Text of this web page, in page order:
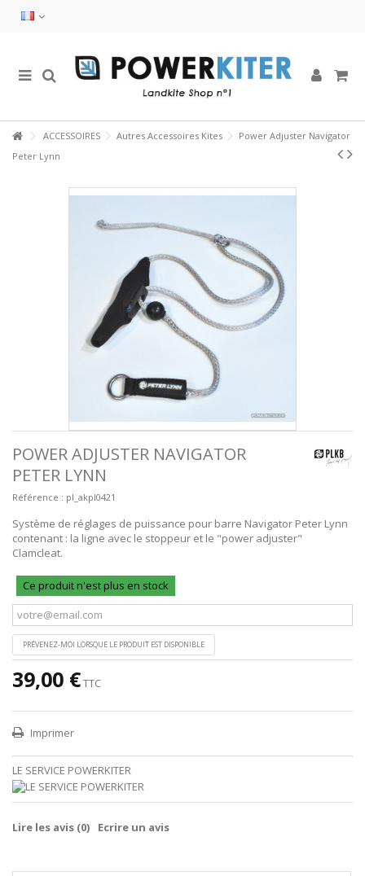
ACCESSOIRES Autres Accessoires Kites
Power Adjuster Navigator
Peter Lynn
POWER ADJUSTER NAVIGATOR
PETER LYNN
Référence : pl_akpl0421
Système de réglages de puissance pour barre Navigator Peter Lynn
contenant : la ligne avec le stoppeur et le "power adjuster"
Clamcleat.
Ce produit n'est plus en stock
PRÉVENEZ-MOI LORSQUE LE PRODUIT EST DISPONIBLE
39,00 €TTC
Imprimer
LE SERVICE POWERKITER
Lire les avis (0) Ecrire un avis